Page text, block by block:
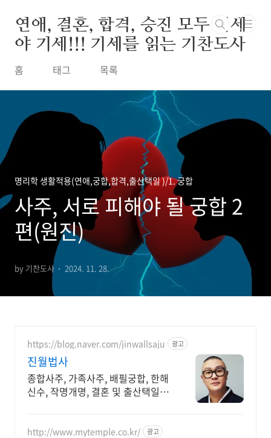
연애, 결혼, 합격, 승진 모두 기세
야 기세!!! 기세를 읽는 기찬도사
홈 태그 목록
명리학 생활적용(연애,궁합,합격,출산택일 )/1. 궁합
사주, 서로 피해야 될 궁합 2
편(원진)
by 기찬도사 2024. 11. 28.
https://blog.naver.com/jinwallsaju 광고
진월법사
종합사주, 가족사주, 배필궁합, 한해
신수, 작명개명, 결혼 및 출산택일,
http://www.mytemple.co.kr/ 광고